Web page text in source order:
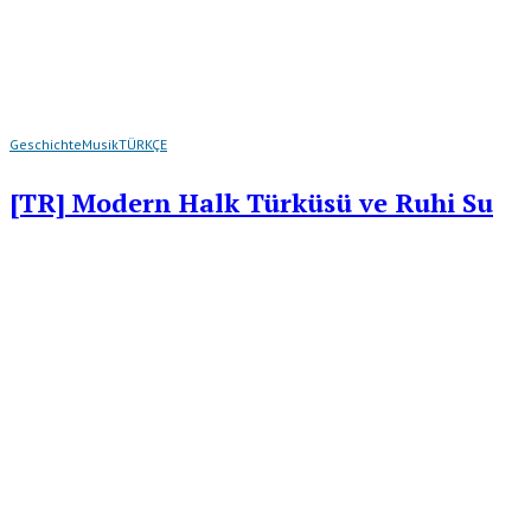
GeschichteMusikTÜRKÇE
[TR] Modern Halk Türküsü ve Ruhi Su